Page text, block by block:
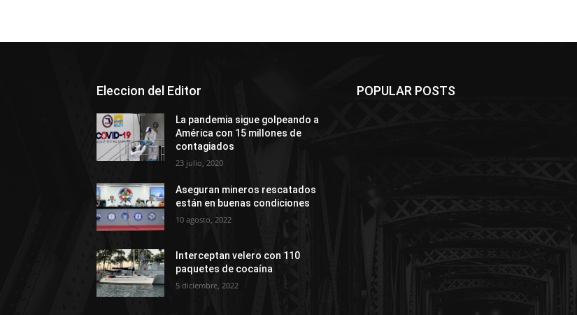
Eleccion del Editor
La pandemia sigue golpeando a
América con 15 millones de
contagiados
23 julio, 2020
Aseguran mineros rescatados
están en buenas condiciones
10 agosto, 2022
Interceptan velero con 110
paquetes de cocaína
5 diciembre, 2022
POPULAR POSTS